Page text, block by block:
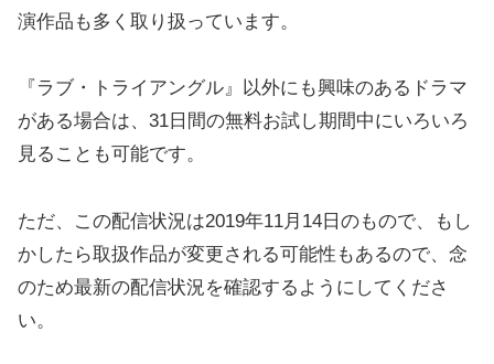
演作品も多く取り扱っています。
『ラブ・トライアングル』以外にも興味のあるドラマ
がある場合は、31日間の無料お試し期間中にいろいろ
見ることも可能です。
ただ、この配信状況は2019年11月14日のもので、もし
かしたら取扱作品が変更される可能性もあるので、念
のため最新の配信状況を確認するようにしてくださ
い。